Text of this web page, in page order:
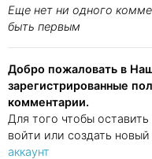
Еще нет ни одного
быть первым
Добро пожаловать в
зарегистрированные
комментарии.
Для того чтобы
войти или создать новый
аккаунт